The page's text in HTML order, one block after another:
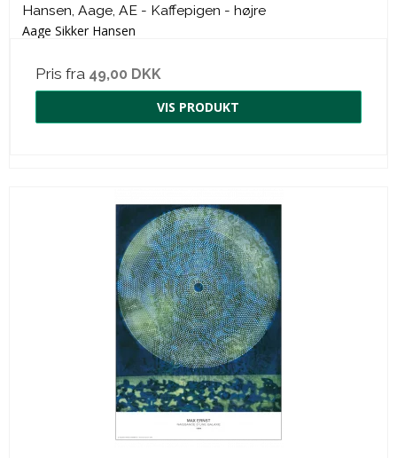
Hansen, Aage, AE - Kaffepigen - højre
Aage Sikker Hansen
Pris fra 49,00 DKK
VIS PRODUKT